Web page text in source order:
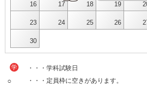
16 17 18 19
23 24 25 26
30
学 ・・・学科試験日
○ ・・・定員枠に空きがあります。